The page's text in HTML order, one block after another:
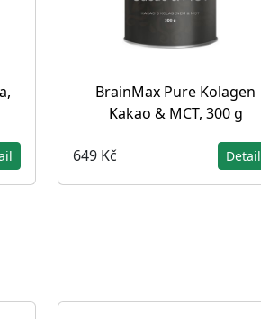
BrainMax Pure Kolagen
Kakao & MCT, 300 g
649 Kč Detail